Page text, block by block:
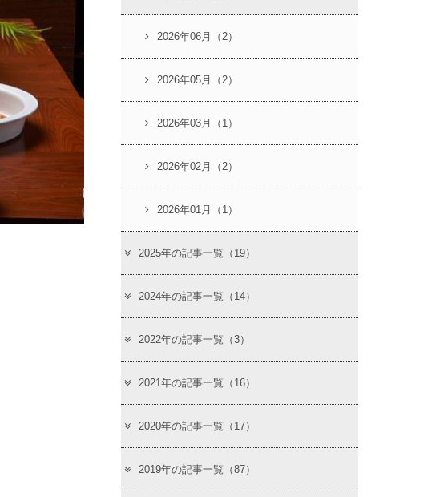
2026年06月（2）
2026年05月（2）
2026年03月（1）
2026年02月（2）
2026年01月（1）
2025年の記事一覧（19）
2024年の記事一覧（14）
2022年の記事一覧（3）
2021年の記事一覧（16）
2020年の記事一覧（17）
2019年の記事一覧（87）